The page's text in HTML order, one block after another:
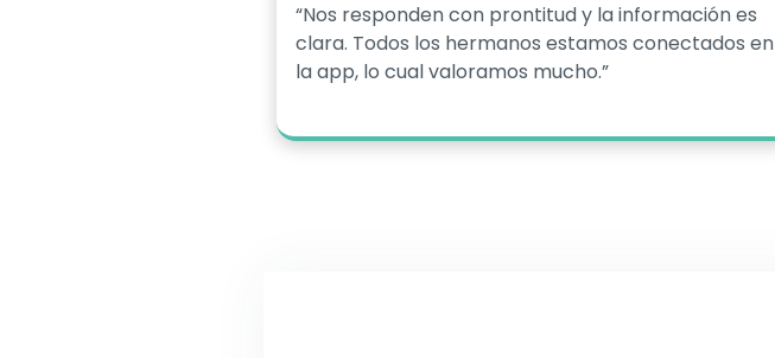
“Nos responden con prontitud y la información es
clara. Todos los hermanos estamos conectados en
la app, lo cual valoramos mucho.”